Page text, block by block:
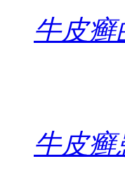
牛皮癣
牛皮癣